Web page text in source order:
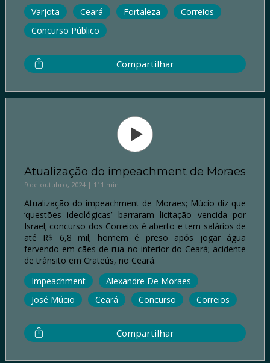
Varjota
Ceará Fortaleza
Correios
Concurso Público
Compartilhar
Atualização do impeachment de Moraes
9 de outubro, 2024 | 111 min
Atualização do impeachment de Moraes; Múcio diz que
‘questões ideológicas’ barraram licitação vencida por
Israel; concurso dos Correios é aberto e tem salários de
até R$ 6,8 mil; homem é preso após jogar água
fervendo em cães de rua no interior do Ceará; acidente
de trânsito em Crateús, no Ceará.
Impeachment
Alexandre De Moraes
José Múcio
Ceará Concurso Correios
Compartilhar